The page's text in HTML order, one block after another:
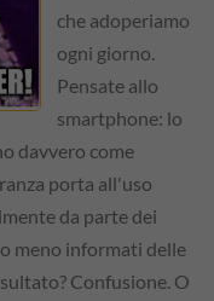
che adoperiamo
ogni giorno.
Pensate allo
smartphone: lo
davvero come
porta all'uso
da parte dei
meno informati delle
Confusione. O